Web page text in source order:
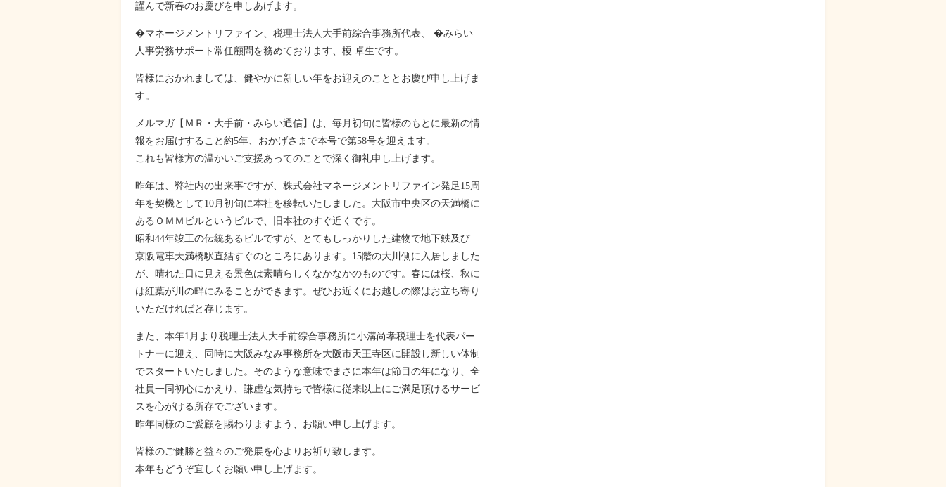
謹んで新春のお慶びを申しあげます。
�マネージメントリファイン、税理士法人大手前綜合事務所代表、 �みらい
人事労務サポート常任顧問を務めております、榎 卓生です。
皆様におかれましては、健やかに新しい年をお迎えのこととお慶び申し上げま
す。
メルマガ【ＭＲ・大手前・みらい通信】は、毎月初旬に皆様のもとに最新の情
報をお届けすること約5年、おかげさまで本号で第58号を迎えます。
これも皆様方の温かいご支援あってのことで深く御礼申し上げます。
昨年は、弊社内の出来事ですが、株式会社マネージメントリファイン発足15周
年を契機として10月初旬に本社を移転いたしました。大阪市中央区の天満橋に
あるＯＭＭビルというビルで、旧本社のすぐ近くです。
昭和44年竣工の伝統あるビルですが、とてもしっかりした建物で地下鉄及び
京阪電車天満橋駅直結すぐのところにあります。15階の大川側に入居しました
が、晴れた日に見える景色は素晴らしくなかなかのものです。春には桜、秋に
は紅葉が川の畔にみることができます。ぜひお近くにお越しの際はお立ち寄り
いただければと存じます。
また、本年1月より税理士法人大手前綜合事務所に小溝尚孝税理士を代表パー
トナーに迎え、同時に大阪みなみ事務所を大阪市天王寺区に開設し新しい体制
でスタートいたしました。そのような意味でまさに本年は節目の年になり、全
社員一同初心にかえり、謙虚な気持ちで皆様に従来以上にご満足頂けるサービ
スを心がける所存でございます。
昨年同様のご愛顧を賜わりますよう、お願い申し上げます。
皆様のご健勝と益々のご発展を心よりお祈り致します。
本年もどうぞ宜しくお願い申し上げます。